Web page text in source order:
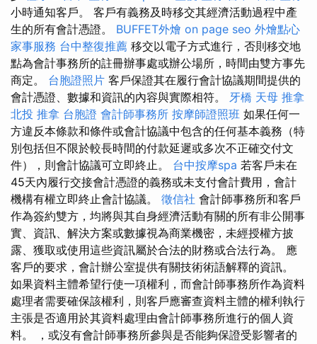
小時通知客戶。 客戶有義務及時移交其經濟活動過程中產
生的所有會計憑證。 BUFFET外燴 on page seo 外燴點心
家事服務 台中整復推薦 移交以電子方式進行，否則移交地
點為會計事務所的註冊辦事處或辦公場所，時間由雙方事先
商定。 台胞證照片 客戶保證其在履行會計協議期間提供的
會計憑證、數據和資訊的內容與實際相符。 牙橋 天母 推拿
北投 推拿 台胞證 會計師事務所 按摩師證照班 如果任何一
方違反本條款和條件或會計協議中包含的任何基本義務（特
別包括但不限於較長時間的付款延遲或多次不正確交付文
件），則會計協議可立即終止。 台中按摩spa 若客戶未在
45天內履行交接會計憑證的義務或未支付會計費用，會計
機構有權立即終止會計協議。 徵信社 會計師事務所和客戶
作為簽約雙方，均將與其自身經濟活動有關的所有非公開事
實、資訊、解決方案或數據視為商業機密，未經授權方披
露、獲取或使用這些資訊屬於合法的財務或合法行為。 應
客戶的要求，會計辦公室提供有關技術術語解釋的資訊。
如果資料主體希望行使一項權利，而會計師事務所作為資料
處理者需要確保該權利，則客戶應審查資料主體的權利執行
主張是否適用於其資料處理由會計師事務所進行的個人資
料。 ，或沒有會計師事務所參與是否能夠保證受影響者的